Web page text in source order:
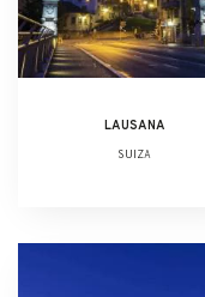
LAUSANA
SUIZA